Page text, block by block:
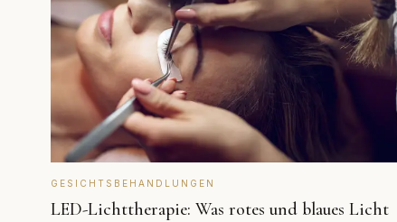
GESICHTSBEHANDLUNGEN
LED-Lichttherapie: Was rotes und blaues Licht